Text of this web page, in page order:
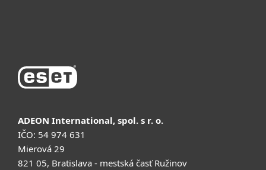
ADEON International, spol. s r. o.
IČO: 54 974 631
Mierová 29
821 05, Bratislava - mestská časť Ružinov